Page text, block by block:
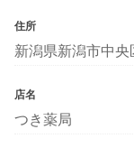
住所
新潟県新潟市中
店名
つき薬局